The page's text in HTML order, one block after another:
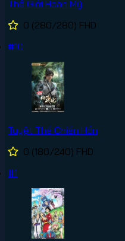
Thế Giới Hoàn Mỹ
0 (280/280) FHD
#10
Tuyệt Thế Chiến Hồn
0 (180/240) FHD
#1